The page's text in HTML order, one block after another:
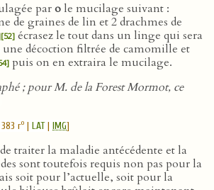
parole mucilage suivant :
de graines de lin et 2 drachmes de
[52] écrasez le tout dans un linge qui sera
décoction filtrée de camomille et
puis on en extraira le mucilage.
; pour M. de la Forest Mormot, ce
383 ro | LAT| IMG]
traiter la maladie antécédente et la
sont toutefois requis non pas pour la
soit pour l’actuelle, soit pour la